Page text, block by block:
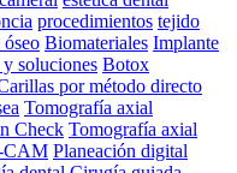
procedimientos tejido
Biomateriales Implante
y soluciones Botox
por método directo
Tomografía axial
Check Tomografía axial
CAM Planeación digital